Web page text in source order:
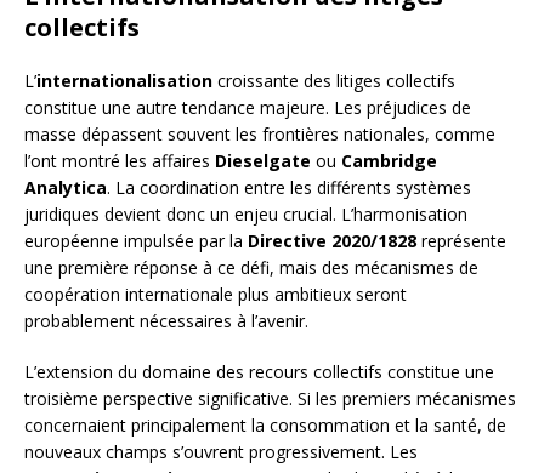
collectifs
L’internationalisation croissante des litiges collectifs
constitue une autre tendance majeure. Les préjudices de
masse dépassent souvent les frontières nationales, comme
l’ont montré les affaires Dieselgate ou Cambridge
Analytica. La coordination entre les différents systèmes
juridiques devient donc un enjeu crucial. L’harmonisation
européenne impulsée par la Directive 2020/1828 représente
une première réponse à ce défi, mais des mécanismes de
coopération internationale plus ambitieux seront
probablement nécessaires à l’avenir.
L’extension du domaine des recours collectifs constitue une
troisième perspective significative. Si les premiers mécanismes
concernaient principalement la consommation et la santé, de
nouveaux champs s’ouvrent progressivement. Les